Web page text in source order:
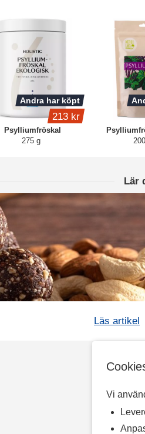
Vi
Psylliumfröskal
275 g
Andra har köpt
213 kr
Lär
Läs artikel